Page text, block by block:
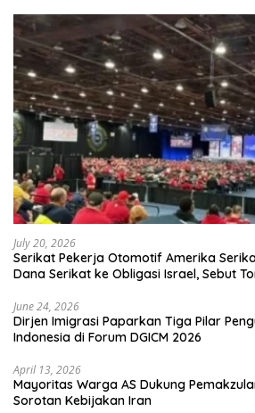
July 20, 2026
Serikat Pekerja Otomotif Amerika
Dana Serikat ke Obligasi Israel, Sebut
June 24, 2026
Dirjen Imigrasi Paparkan Tiga Pilar
Indonesia di Forum DGICM 2026
April 13, 2026
Mayoritas Warga AS Dukung
Sorotan Kebijakan Iran